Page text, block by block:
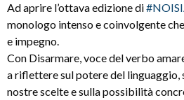
Ad aprire l’ottava edizione di
monologo intenso e coinvolgente
e impegno.
Con Disarmare, voce del verbo
a riflettere sul potere del linguaggio,
nostre scelte e sulla possibilità